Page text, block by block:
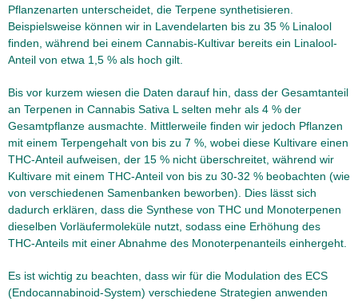
Pflanzenarten unterscheidet, die Terpene synthetisieren.
Beispielsweise können wir in Lavendelarten bis zu 35 % Linalool
finden, während bei einem Cannabis-Kultivar bereits ein Linalool-
Anteil von etwa 1,5 % als hoch gilt.
Bis vor kurzem wiesen die Daten darauf hin, dass der Gesamtanteil
an Terpenen in Cannabis Sativa L selten mehr als 4 % der
Gesamtpflanze ausmachte. Mittlerweile finden wir jedoch Pflanzen
mit einem Terpengehalt von bis zu 7 %, wobei diese Kultivare einen
THC-Anteil aufweisen, der 15 % nicht überschreitet, während wir
Kultivare mit einem THC-Anteil von bis zu 30-32 % beobachten (wie
von verschiedenen Samenbanken beworben). Dies lässt sich
dadurch erklären, dass die Synthese von THC und Monoterpenen
dieselben Vorläufermoleküle nutzt, sodass eine Erhöhung des
THC-Anteils mit einer Abnahme des Monoterpenanteils einhergeht.
Es ist wichtig zu beachten, dass wir für die Modulation des ECS
(Endocannabinoid-System) verschiedene Strategien anwenden